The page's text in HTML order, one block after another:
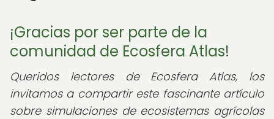
¡Gracias por ser parte de la
comunidad de Ecosfera Atlas!
Queridos lectores de Ecosfera Atlas, los
invitamos a compartir este fascinante artículo
sobre simulaciones de ecosistemas agrícolas